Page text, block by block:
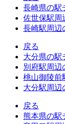
長崎県の駅
佐世保駅周
長崎駅周辺
戻る
大分県の駅
別府駅周辺
桃山御陵前
大分駅周辺
戻る
熊本県の駅